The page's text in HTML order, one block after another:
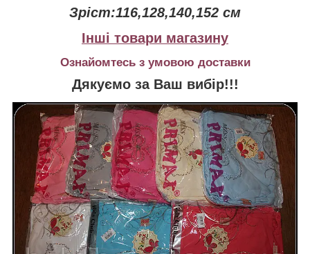
Зріст:116,128,140,152 см
Інші товари магазину
Ознайомтесь з умовою доставки
Дякуємо за Ваш вибір!!!